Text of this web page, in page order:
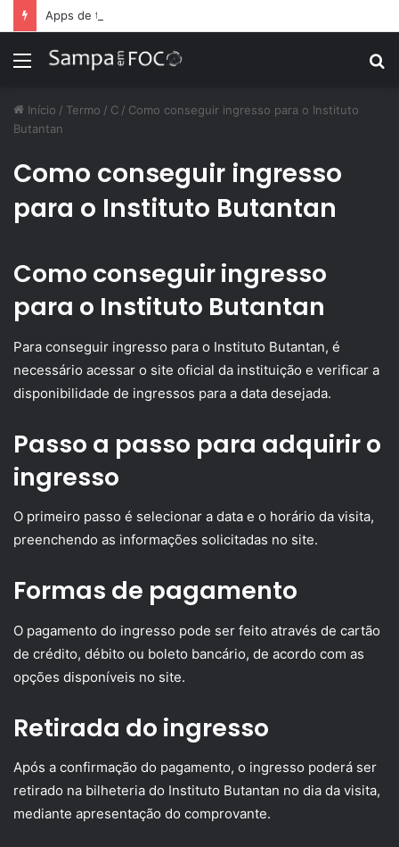
Menu
Início / Termo / C / Como conseguir ingresso para o Instituto
Butantan
Como conseguir ingresso
para o Instituto Butantan
Como conseguir ingresso
para o Instituto Butantan
Para conseguir ingresso para o Instituto Butantan, é
necessário acessar o site oficial da instituição e verificar a
disponibilidade de ingressos para a data desejada.
Passo a passo para adquirir o
ingresso
O primeiro passo é selecionar a data e o horário da visita,
preenchendo as informações solicitadas no site.
Formas de pagamento
O pagamento do ingresso pode ser feito através de cartão
de crédito, débito ou boleto bancário, de acordo com as
opções disponíveis no site.
Retirada do ingresso
Após a confirmação do pagamento, o ingresso poderá ser
retirado na bilheteria do Instituto Butantan no dia da visita,
mediante apresentação do comprovante.